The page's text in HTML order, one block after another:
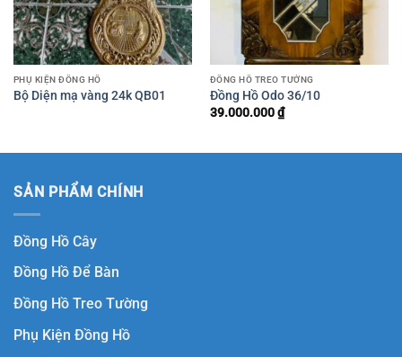
PHỤ KIỆN ĐỒNG HỒ
Bộ Diện mạ vàng 24k QB01
ĐỒNG HỒ TREO TƯỜNG
Đồng Hồ Odo 36/10
39.000.000₫
SẢN PHẨM CHÍNH
Đồng Hồ Cây
Đồng Hồ Để Bàn
Đồng Hồ Treo Tường
Phụ Kiện Đồng Hồ